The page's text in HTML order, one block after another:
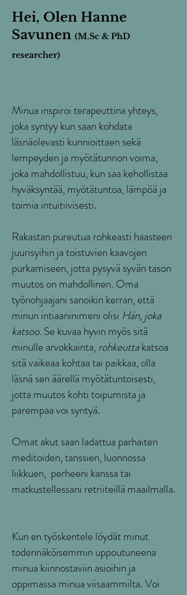
Hei, Olen Hanne
Savunen (M.Sc & PhD
researcher)
Minua inspiroiterapeuttina yhteys,
joka syntyy kun saan kohdata
läsnäolevasti kunnioittaen sekä
lempeyden ja myötätunnon voima,
joka mahdollistuu, kun saa kehollistaa
hyväksyntää, myötätuntoa, lämpöä ja
toimia intuitiivisesti.
Rakastan pureutua rohkeasti haasteen
juurisyihin ja toistuvien kaavojen
purkamiseen, jotta pysyvä syvän tason
muutos on mahdollinen. Oma
työnohjaajani sanoikin kerran, että
minun intiaaninimeni olisi Hän, joka
katsoo. Se kuvaa hyvin myös sitä
minulle arvokkainta,rohkeuttakatsoa
sitä vaikeaa kohtaa tai paikkaa, olla
läsnä sen äärellä myötätuntoisesti,
jotta muutos kohti toipumista ja
parempaa voi syntyä.
Omat akut saan ladattua parhaiten
meditoiden, tanssien, luonnossa
liikkuen, perheeni kanssa tai
matkustellessani retriiteillä maailmalla.
Kun en työskentele löydät minut
todennäköisemmin uppoutuneena
minua kiinnostaviin asioihin ja
oppimassa minua viisaammilta. Voi